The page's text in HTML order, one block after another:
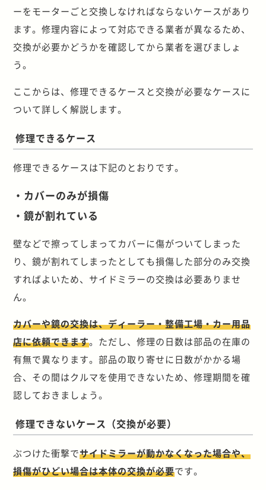
ーをモーターごと交換しなければならないケースがあり
ます。修理内容によって対応できる業者が異なるため、
交換が必要かどうかを確認してから業者を選びましょ
う。
ここからは、修理できるケースと交換が必要なケースに
ついて詳しく解説します。
修理できるケース
修理できるケースは下記のとおりです。
・カバーのみが損傷
・鏡が割れている
壁などで擦ってしまってカバーに傷がついてしまった
り、鏡が割れてしまったとしても損傷した部分のみ交換
すればよいため、サイドミラーの交換は必要ありませ
ん。
カバーや鏡の交換は、ディーラー・整備工場・カー用品
店に依頼できます。ただし、修理の日数は部品の在庫の
有無で異なります。部品の取り寄せに日数がかかる場
合、その間はクルマを使用できないため、修理期間を確
認しておきましょう。
修理できないケース（交換が必要）
ぶつけた衝撃でサイドミラーが動かなくなった場合や、
損傷がひどい場合は本体の交換が必要です。